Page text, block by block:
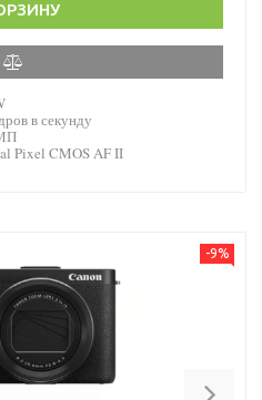
в секунду
Pixel CMOS AF II
-9%